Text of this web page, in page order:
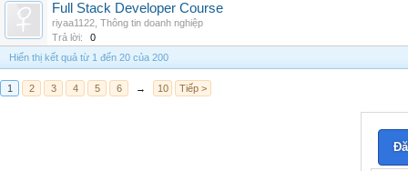
Full Stack Developer Course
riyaa1122 Thông tin doanh nghiệp
Trả lời:
0
Hiển thị kết quả từ 1 đến 20 của 200
1 2 3 4 5 6 → 10 Tiếp >